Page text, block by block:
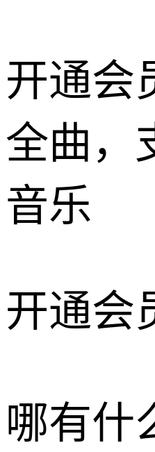
开通会
全曲，
音乐
开通会
哪有什